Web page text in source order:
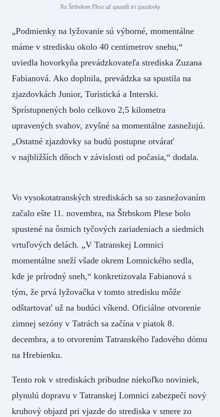
Na Štrbskom Plese už spustili tri zjazdovky
„Podmienky na lyžovanie sú výborné, momentálne
máme v stredisku okolo 40 centimetrov snehu,“
uviedla hovorkyňa prevádzkovateľa strediska Zuzana
Fabianová. Ako doplnila, prevádzka sa spustila na
zjazdovkách Junior, Turistická a Interski.
Sprístupnených bolo celkovo 2,5 kilometra
upravených svahov, zvyšné sa momentálne zasnežujú.
„Ostatné zjazdovky sa budú postupne otvárať
v najbližších dňoch v závislosti od počasia,“ dodala.
Vo vysokotatranských strediskách sa so zasnežovaním
začalo ešte 11. novembra, na Štrbskom Plese bolo
spustené na ôsmich tyčových zariadeniach a siedmich
vrtuľových delách. „V Tatranskej Lomnici
momentálne sneží všade okrem Lomnického sedla,
kde je prírodný sneh,“ konkretizovala Fabianová s
tým, že prvá lyžovačka v tomto stredisku môže
odštartovať už na budúci víkend. Oficiálne otvorenie
zimnej sezóny v Tatrách sa začína v piatok 8.
decembra, a to otvorením Tatranského ľadového dómu
na Hrebienku.
Tento rok v strediskách pribudne niekoľko noviniek,
plynulú dopravu v Tatranskej Lomnici zabezpečí nový
kruhový objazd pri vjazde do strediska v smere zo